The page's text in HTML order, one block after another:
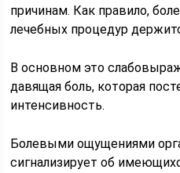
причинам. Как правило,
лечебных процедур
В основном это
давящая боль, которая
интенсивность.
Болевыми ощущениями
сигнализирует об